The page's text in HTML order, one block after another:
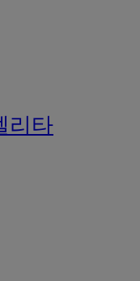
리타